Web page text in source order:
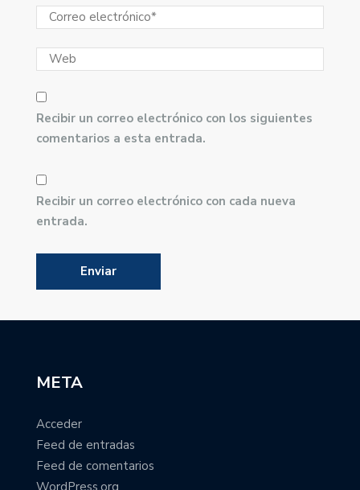
Recibir un correo electrónico con los siguientes
comentarios a esta entrada.
Recibir un correo electrónico con cada nueva
entrada.
META
Acceder
Feed de entradas
Feed de comentarios
WordPress.org